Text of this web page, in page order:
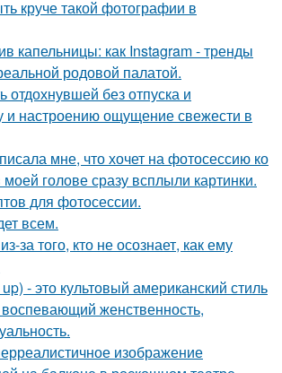
круче такой фотографии в
капельницы: как Instagram - тренды
родовой палатой.
отдохнувшей без отпуска и
и настроению ощущение свежести в
мне, что хочет на фотосессию ко
голове сразу всплыли картинки.
для фотосессии.
всем.
за того, кто не осознает, как ему
- это культовый американский стиль
женственность,
изображение